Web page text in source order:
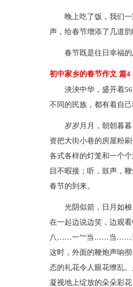
晚上吃了饭，我们
声，给春节增添了几道韵
春节既是往日幸福
初中家乡的春节作文 篇4
泱泱中华，盛开着
不同的民族，都有着自己
岁岁月月，朝朝暮
资把大街小巷的房屋粉
各式各样的灯笼和一个
目不暇接；听，鼓声，
春节的到来。
光阴似箭，日月如
在一起边说边笑，边观
八……一”“当……当……当
这时，外面的鞭炮声响
态的礼花令人眼花缭乱
凝视地上绽放的朵朵彩